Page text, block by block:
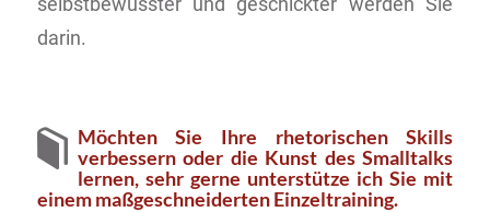
darin.
Möchten Sie Ihre rhetorischen Skills
verbessern oder die Kunst des Smalltalks
lernen, sehr gerne unterstütze ich Sie mit
einem maßgeschneiderten Einzeltraining.